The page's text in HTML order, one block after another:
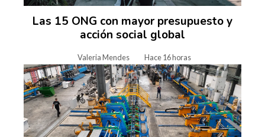
Las 15 ONG con mayor presupuesto y
acción social global
Valeria Mendes Hace 16 horas